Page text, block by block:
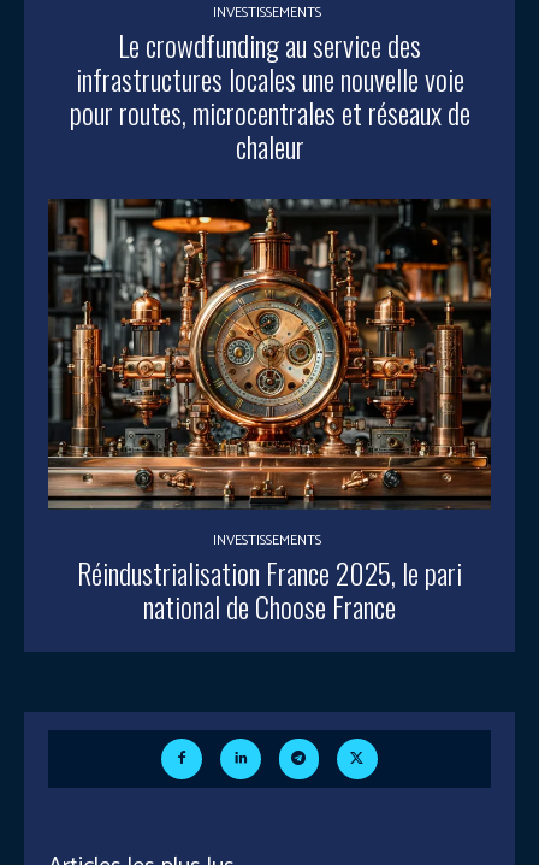
INVESTISSEMENTS
Le crowdfunding au service des
infrastructures locales une nouvelle voie
pour routes, microcentrales et réseaux de
chaleur
INVESTISSEMENTS
Réindustrialisation France 2025, le pari
national de Choose France